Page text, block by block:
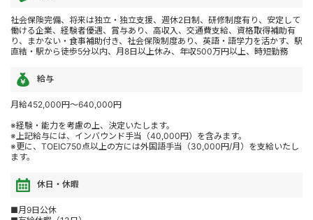
社会保険完備、将来は独立・独立支援、週休2日制、研修制度有り、安定して
働ける企業、経験者優遇、賞与あり、高収入、交通費支給、資格取得補助有
り、まかない・食事補助付き、社会保険制度あり、英語・語学力を活かす、駅
直結・駅から徒歩5分以内、月8日以上休み、年収500万円以上、時短勤務
給与
月給452,000円～640,000円
※経験・能力を考慮の上、決定いたします。
※上記給与には、インバウンド手当（40,000円）を含みます。
※更に、TOEIC750点以上の方には外国語手当（30,000円/月）を支給いたし
ます。
休日・休暇
■月9日公休